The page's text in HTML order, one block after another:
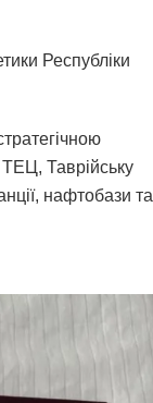
Республіки
Таврійську
нафтобази та